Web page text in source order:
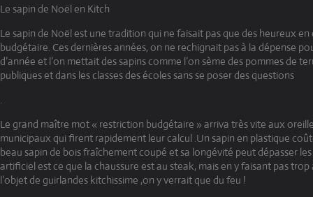
Le sapin de Noël en Kitch
Le sapin de Noël est une tradition qui ne faisait pas que des heureux
budgétaire. Ces dernières années, on ne rechignait pas à la dépense
d’année et l’on mettait des sapins comme l’on sème des pommes de
publiques et dans les classes des écoles sans se poser des questions
.
Le grand maître mot « restriction budgétaire » arriva très vite aux
municipaux qui firent rapidement leur calcul .Un sapin en plastique
beau sapin de bois fraîchement coupé et sa longévité peut dépasser
artificiel est ce que la chaussure est au steak, mais en y faisant pas
l’objet de guirlandes kitchissime ,on y verrait que du feu !